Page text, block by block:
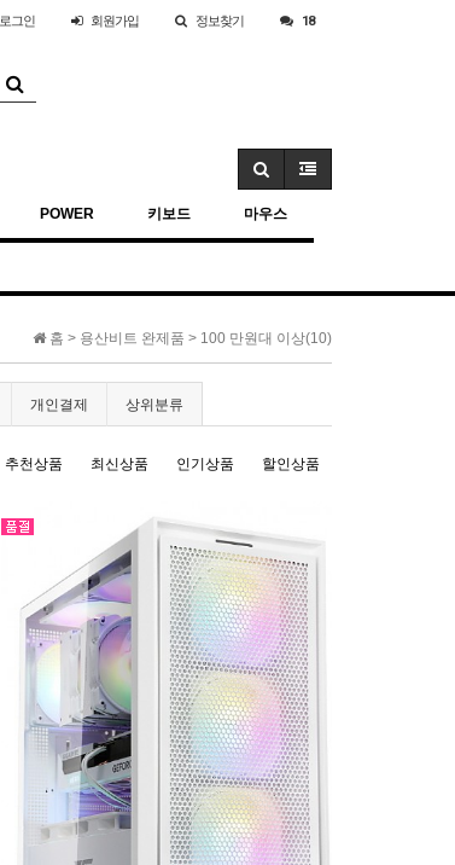
로그인 회원가입 정보찾기 18
POWER 키보드 마우스
홈 > 용산비트 완제품 > 100 만원대 이상(10)
개인결제 상위분류
추천상품 최신상품 인기상품 할인상품